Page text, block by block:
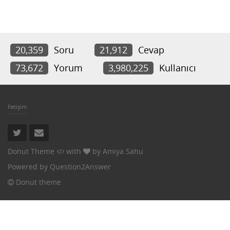
20,359 Soru 21,912
Cevap
73,672
Yorum 3,980,225 Kullanıcı
İletişim
Donut Theme with by Amiya Sahu
Powered by Question2Answer
Donut theme